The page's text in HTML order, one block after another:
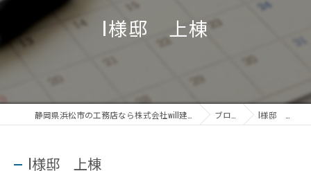
I様邸 上棟
ブログ I様邸 上棟
I様邸 上棟